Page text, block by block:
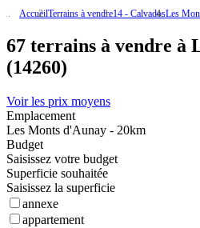
AccueilTerrains à vendre14 - CalvadosLes
67 terrains à vendre à
(14260)
Voir les prix moyens
Emplacement
Les Monts d'Aunay - 20km
Budget
Saisissez votre budget
Superficie souhaitée
Saisissez la superficie
annexe
appartement